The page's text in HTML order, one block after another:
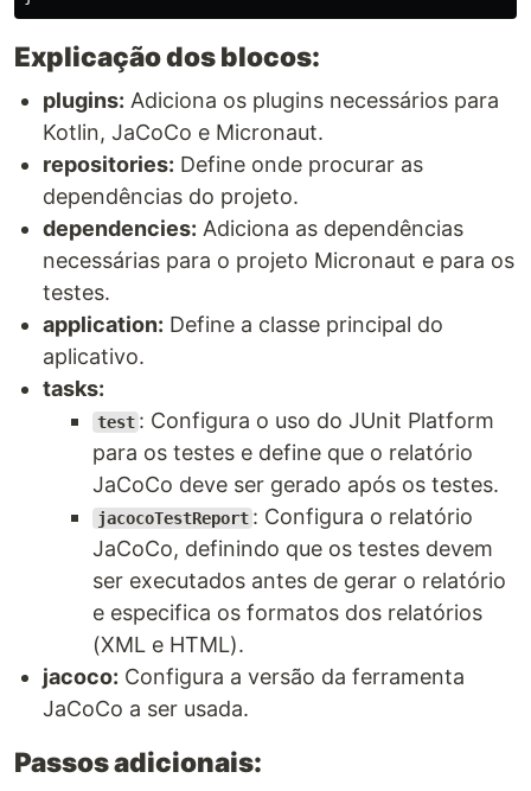
Explicação dos blocos:
plugins: Adiciona os plugins necessários para
Kotlin, JaCoCo e Micronaut.
repositories: Define onde procurar as
dependências do projeto.
dependencies: Adiciona as dependências
necessárias para o projeto Micronaut e para os
testes.
application: Define a classe principal do
aplicativo.
tasks:
test : Configura o uso do JUnit Platform
para os testes e define que o relatório
JaCoCo deve ser gerado após os testes.
jacocoTestReport : Configura o relatório
JaCoCo, definindo que os testes devem
ser executados antes de gerar o relatório
e especifica os formatos dos relatórios
(XML e HTML).
jacoco: Configura a versão da ferramenta
JaCoCo a ser usada.
Passos adicionais: